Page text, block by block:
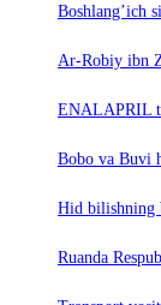
Boshlang’ich
Ar-Robiy ibn
ENALAPRIL
Bobo va Buvi
Hid bilishning
Ruanda